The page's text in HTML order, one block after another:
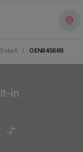
Enkelt / OEN84S66B
in